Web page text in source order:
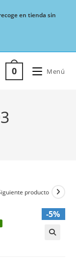
en tienda sin
0 Menú
producto
-5%